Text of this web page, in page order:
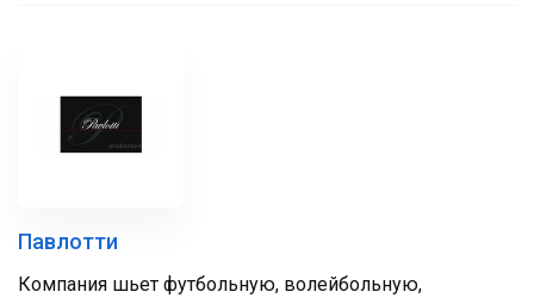
Павлотти
Компания шьет футбольную, волейбольную,